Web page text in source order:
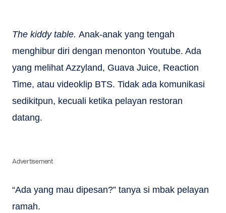
The kiddy table. Anak-anak yang tengah
menghibur diri dengan menonton Youtube. Ada
yang melihat Azzyland, Guava Juice, Reaction
Time, atau videoklip BTS. Tidak ada komunikasi
sedikitpun, kecuali ketika pelayan restoran
datang.
Advertisement
“Ada yang mau dipesan?” tanya si mbak pelayan
ramah.